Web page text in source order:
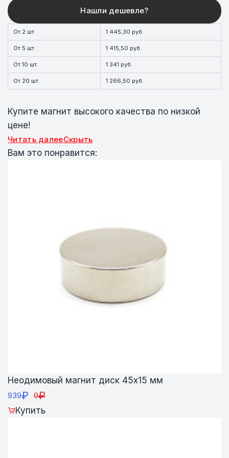
От 2 шт 1 445,30 руб.
От 5 шт. 1 415,50 руб.
От 10 шт. 1 341 руб.
От 20 шт. 1 266,50 руб.
Купите магнит высокого качества по низкой
цене!
Читать далееСкрыть
Вам это понравится:
Неодимовый магнит диск 45х15 мм
939₽ 0₽
Купить